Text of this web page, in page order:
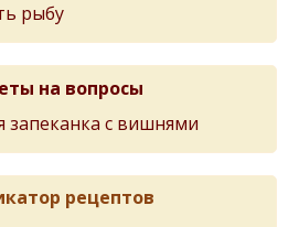
рыбу
на вопросы
запеканка с вишнями
рецептов